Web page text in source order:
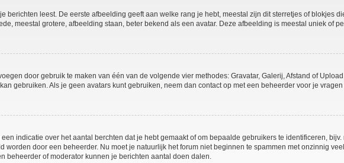
berichten leest. De eerste afbeelding geeft aan welke rang je hebt, meestal zijn dit sterretjes of blokjes
meestal grotere, afbeelding staan, beter bekend als een avatar. Deze afbeelding is meestal uniek of
door gebruik te maken van één van de volgende vier methodes: Gravatar, Galerij, Afstand of
gebruiken. Als je geen avatars kunt gebruiken, neem dan contact op met een beheerder voor je
indicatie over het aantal berchten dat je hebt gemaakt of om bepaalde gebruikers te identificeren,
door een beheerder. Nu moet je natuurlijk het forum niet beginnen te spammen met onzinnig
beheerder of moderator kunnen je berichten aantal doen dalen.